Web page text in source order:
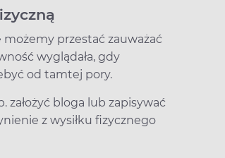
przestać zauważać
wyglądała, gdy
od tamtej pory.
bloga lub zapisywać
z wysiłku fizycznego